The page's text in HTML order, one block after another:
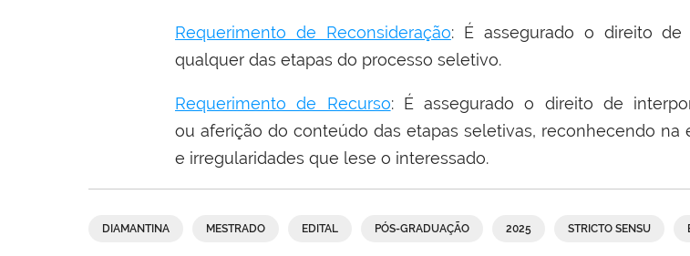
Requerimento de Reconsideração: É assegurado o direito de
qualquer das etapas do processo seletivo.
Requerimento de Recurso: É assegurado o direito de
ou aferição do conteúdo das etapas seletivas, reconhecendo
e irregularidades que lese o interessado.
DIAMANTINA MESTRADO EDITAL PÓS-GRADUAÇÃO 2025 STRICTO SENSU